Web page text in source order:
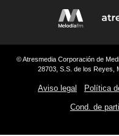
© Atresmedia Corporación de
28703, S.S. de los Reyes,
Aviso legal Política
Cond. de